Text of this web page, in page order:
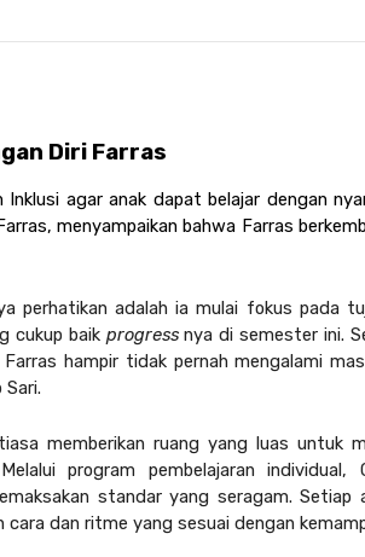
Diri Farras
Inklusi agar anak dapat belajar dengan
menyampaikan bahwa Farras
perhatikan adalah ia mulai fokus pada
cukup baik progress nya di semester ini.
hampir tidak pernah mengalami
memberikan ruang yang luas untuk
Melalui program pembelajaran individual,
standar yang seragam. Setiap
dan ritme yang sesuai dengan